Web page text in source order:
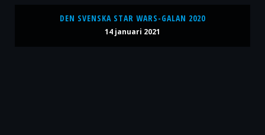
DEN SVENSKA STAR WARS-GALAN 2020
14 januari 2021